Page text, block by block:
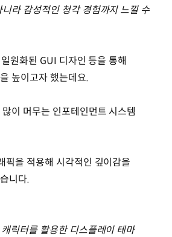
라 감성적인 청각 경험까지 느낄 수
원화된 GUI 디자인 등을 통해
높이고자 했는데요.
이 머무는 인포테인먼트 시스템
픽을 적용해 시각적인 깊이감을
니다.
릭터를 활용한 디스플레이 테마